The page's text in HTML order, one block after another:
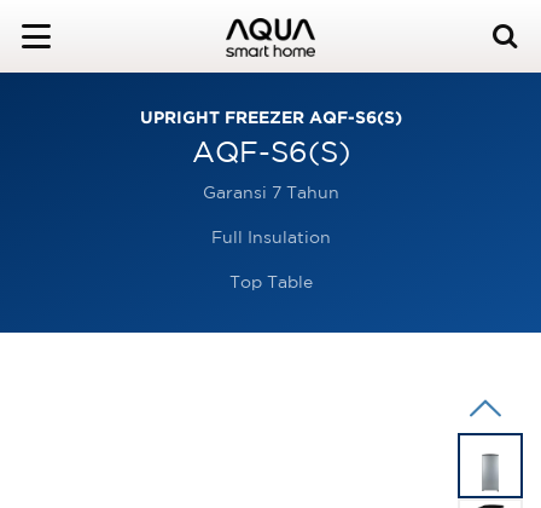
UPRIGHT FREEZER AQF-S6(S)
AQF-S6(S)
Garansi 7 Tahun
Full Insulation
Top Table